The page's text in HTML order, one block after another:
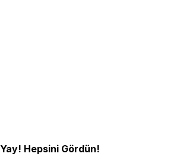
Yay! Hepsini Gördün!